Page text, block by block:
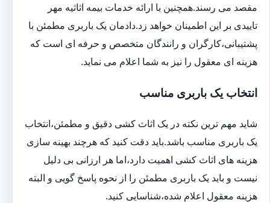
مقصد می رسند.همچنین با ارائه خدمات بیمه اثاثیه مهر
تاییدی بر این اطمینان خواهد زد.دادمان یک باربری مطمئن با
پشتیبانی،کارگران و رانندگان متخصص و حرفه ای است که
هزینه ای معقول را نیز به شما اعلام می نماید.
انتخاب یک باربری مناسب
شاید مهم ترین نکته در یک اثاث کشی دقیق و مطمئن،انتخاب
یک باربری مناسب باشد.باید دقت کنید که هرچند بهینه سازی
هزینه های اثاث کشی اهمیت دارد،اما هر ارزانی بی دلیل
نیست و باید یک باربری مطمئن را از نحوه پاسخ گویی و البته
هزینه معقول اعلام شده،شناسایی کنید.